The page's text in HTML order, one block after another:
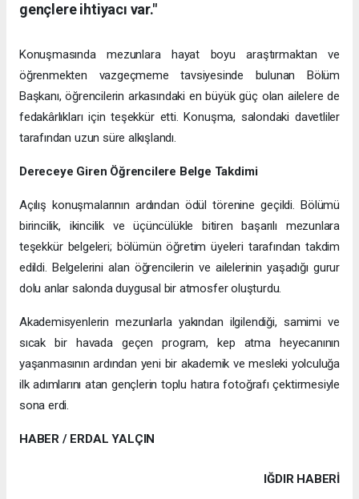
gençlere ihtiyacı var."
Konuşmasında mezunlara hayat boyu araştırmaktan ve
öğrenmekten vazgeçmeme tavsiyesinde bulunan Bölüm
Başkanı, öğrencilerin arkasındaki en büyük güç olan ailelere de
fedakârlıkları için teşekkür etti. Konuşma, salondaki davetliler
tarafından uzun süre alkışlandı.
Dereceye Giren Öğrencilere Belge Takdimi
Açılış konuşmalarının ardından ödül törenine geçildi. Bölümü
birincilik, ikincilik ve üçüncülükle bitiren başarılı mezunlara
teşekkür belgeleri; bölümün öğretim üyeleri tarafından takdim
edildi. Belgelerini alan öğrencilerin ve ailelerinin yaşadığı gurur
dolu anlar salonda duygusal bir atmosfer oluşturdu.
Akademisyenlerin mezunlarla yakından ilgilendiği, samimi ve
sıcak bir havada geçen program, kep atma heyecanının
yaşanmasının ardından yeni bir akademik ve mesleki yolculuğa
ilk adımlarını atan gençlerin toplu hatıra fotoğrafı çektirmesiyle
sona erdi.
HABER / ERDAL YALÇIN
IĞDIR HABERİ